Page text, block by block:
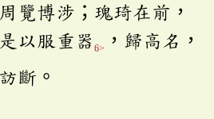
覽博涉；瑰琦在前，
以服重器 6>
，歸高名，
斷。